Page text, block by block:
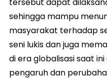
sehingga mampu
masyarakat terhadap
seni lukis dan juga
di era globalisasi saat
pengaruh dan